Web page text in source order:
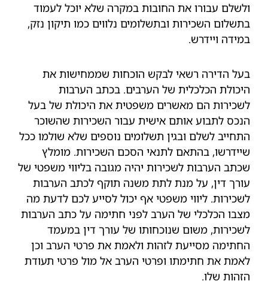
ולשלם עבורו את החובות במקרה שלא יוכל לעמוד
בתשלום השכירות ובתשלומים נלווים כמו תיקון נזק,
במידה ויידרש.
בעל הדירה רשאי לבקש הוכחות שממחישות את
היכולת הכלכלית של הערבים. בכתב הערבות
לשכירות הם מאשרים משפטית את היכולת של בעל
הנכס לתבוע אותם אישית עבור השכירות שהשוכר
התחייב לשלם ובגין תשלומים נוספים שלא שולמו ככל
שיידרשו, בהתאם לתנאי הסכם השכירות. מומלץ
שכתב הערבות לשכירות יהיה מגובה בליווי משפטי של
עורך דין, על מנת לתת משנה תוקף לכתב הערבות
לשכירות. ליווי משפטי אף יכול לסייע לכם לדעת מה
מצבו הכלכלי של הערב לפני חתימה על כתב הערבות
לשכירות, משום שנוכחותו של עורך דין במעמד
החתימה מסייעת לזהות ולאמת את פרטי הערב וכן
לאמת את חתימתו ופרטי הערב אל מול פרטי תעודת
הזהות שלו.